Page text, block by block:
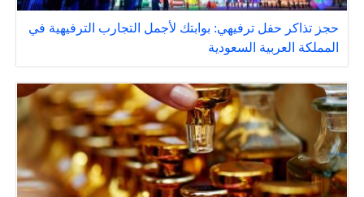
حجز تذاكر حفل ترفيهي: بوابتك لأجمل التجارب الترفيهية في
المملكة العربية السعودية